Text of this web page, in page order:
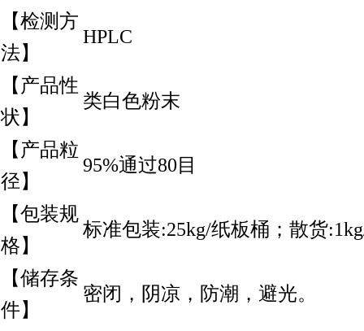
【检测方
法】
HPLC
【产品性
状】
类白色粉末
【产品粒
径】
95%通过80目
【包装规
格】
标准包装:25kg/纸板桶；散货
【储存条
件】
密闭，阴凉，防潮，避光。